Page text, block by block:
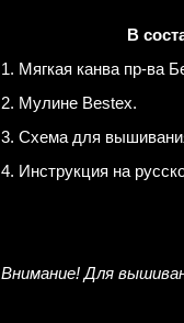
В
1. Мягкая канва пр-ва
2. Мулине Bestex.
3. Схема для
4. Инструкция на
Внимание! Для